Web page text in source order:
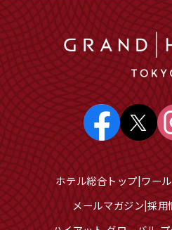
ホテル総合トップ ワー
メールマガジン 採用